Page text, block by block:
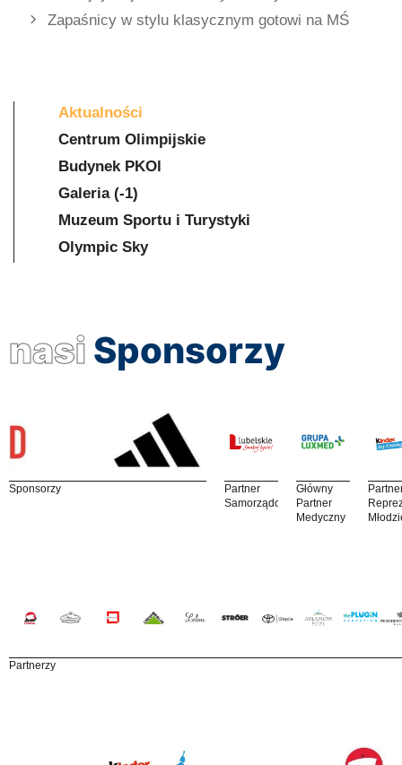
Zapaśnicy w stylu klasycznym gotowi na MŚ
Aktualności
Centrum Olimpijskie
Budynek PKOl
Galeria (-1)
Muzeum Sportu i Turystyki
Olympic Sky
nasi Sponsorzy
Sponsorzy
Partner
Samorządowy
Główny
Partner
Medyczny
Partnerzy